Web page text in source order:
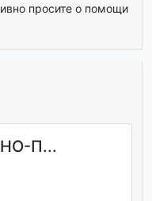
просите о помощи
П...